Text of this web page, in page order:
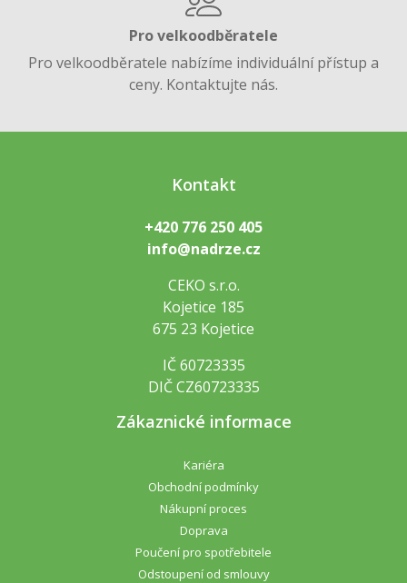
Pro velkoodběratele
Pro velkoodběratele nabízíme individuální přístup a
ceny. Kontaktujte nás.
Kontakt
+420 776 250 405
info@nadrze.cz
CEKO s.r.o.
Kojetice 185
675 23 Kojetice
IČ 60723335
DIČ CZ60723335
Zákaznické informace
Kariéra
Obchodní podmínky
Nákupní proces
Doprava
Poučení pro spotřebitele
Odstoupení od smlouvy